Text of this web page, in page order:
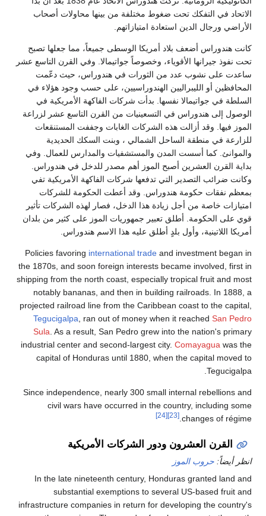
في التفكك تحت ضغوط مختلفة من بينها محاولات أصحاب
ورجال الدين استعادة امتيازاتهم.
أضعف بلاد أمريكا الوسطى جميعاً، مما جعلها تصبح
جيرانها الأقوياء، وخصوصاً جواتيمالا. وفي القرن التاسع عشر
نشوب عدد من الثورات في هندوراس، حيث دعّمت
أو الليبراليين الهندوراسيين، على حسب وجود هؤلاء في
جواتيمالا نفسها. بدأت شركات الفاكهة الأمريكية في
إلى هندوراس في التسعينيات من القرن التاسع عشر لزراعة
وقد أزالت هذه الشركات الغابات وجففت المستنقعات
في منطقة الساحل الشمالي ، وبنت السكك الحديدية
كما أسست المدن والمستشفيات والمدارس للعمال. وفي
العشرين أصبح الموز أهم مصدر للدخل في هندوراس.
التصدير التي تدفعها شركات الفاكهة الأمريكية تفي
حكومة هندوراس. وقد أعطت الحكومة للشركات
خاصة من أجل زيادة هذا الدخل، فصار لهذه الشركات تأثير
الحكومة. أطلق تعبير جمهوريات الموز على كثير من بلدان
وأول بلدٍ أطلق عليه هذا الاسم هندوراس.
Policies favoringinternational tradeand investment
the 1870s, and soon foreign interests became
shipping from the north coast, especially tropical fruit
notably bananas, and then in building railroads. In
projected railroad line from the Caribbean coast to the
Tegucigalpa, ran out of money when it reached
Sula. As a result, San Pedro grew into the nation's
industrial center and second-largest city.Comayagua
capital of Honduras until 1880, when the capital
Since independence, nearly 300 small internal
civil wars have occurred in the country,
changes of
[23]
[24]
العشرون ودور الشركات الأمريكية
حروب الموز
In the late nineteenth century, Honduras granted
substantial exemptions to several US-based
infrastructure companies in return for developing the